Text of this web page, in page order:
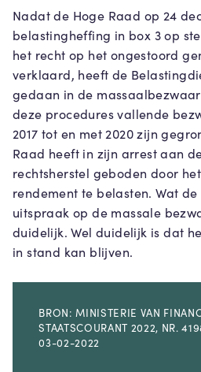
Nadat de Hoge Raad op 24
belastingheffing in box 3 op
het recht op het ongestoord
verklaard, heeft de
gedaan in de
deze procedures vallende
2017 tot en met 2020 zijn
Raad heeft in zijn arrest aan
rechtsherstel geboden door
rendement te belasten. Wat
uitspraak op de massale
duidelijk. Wel duidelijk is dat
in stand kan blijven.
BRON: MINISTERIE VAN
STAATSCOURANT 2022, NR.
03-02-2022